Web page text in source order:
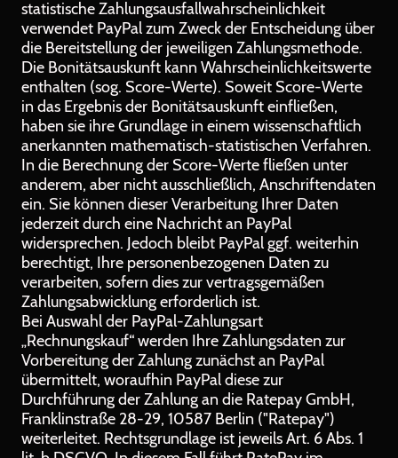
statistische Zahlungsausfallwahrscheinlichkeit
verwendet PayPal zum Zweck der Entscheidung über
die Bereitstellung der jeweiligen Zahlungsmethode.
Die Bonitätsauskunft kann Wahrscheinlichkeitswerte
enthalten (sog. Score-Werte). Soweit Score-Werte
in das Ergebnis der Bonitätsauskunft einfließen,
haben sie ihre Grundlage in einem wissenschaftlich
anerkannten mathematisch-statistischen Verfahren.
In die Berechnung der Score-Werte fließen unter
anderem, aber nicht ausschließlich, Anschriftendaten
ein. Sie können dieser Verarbeitung Ihrer Daten
jederzeit durch eine Nachricht an PayPal
widersprechen. Jedoch bleibt PayPal ggf. weiterhin
berechtigt, Ihre personenbezogenen Daten zu
verarbeiten, sofern dies zur vertragsgemäßen
Zahlungsabwicklung erforderlich ist.
Bei Auswahl der PayPal-Zahlungsart
„Rechnungskauf“ werden Ihre Zahlungsdaten zur
Vorbereitung der Zahlung zunächst an PayPal
übermittelt, woraufhin PayPal diese zur
Durchführung der Zahlung an die Ratepay GmbH,
Franklinstraße 28-29, 10587 Berlin ("Ratepay")
weiterleitet. Rechtsgrundlage ist jeweils Art. 6 Abs. 1